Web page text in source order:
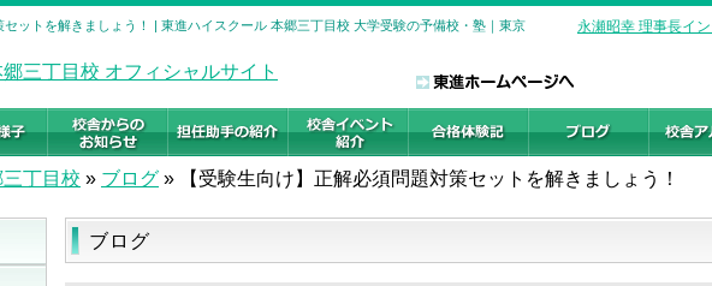
セットを解きましょう！ | 東進ハイスクール 本郷三丁目校 大学受験の予備校・塾｜東京
永瀬昭幸 理事長イ
丁目校 » ブログ » 【受験生向け】正解必須問題対策セットを解きましょう！
ブログ